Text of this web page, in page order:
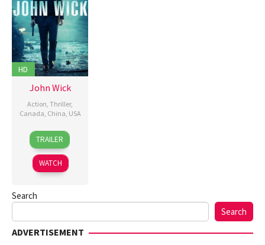
HD
John Wick
Action,Thriller,
Canada, China, USA
22
Oct
2014
Chad
Stahelski
David
Leitch
TRAILER
WATCH
Search
Search
ADVERTISEMENT